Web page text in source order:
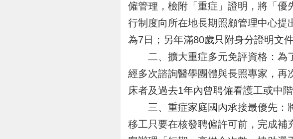
僱管理，檢附「重症」證明，將「
行制度向所在地長期照顧管理中心提
為7日；另年滿80歲只附身分證明文
二、擴大重症多元免評資格：為了
經多次諮詢醫學團體與長照專家，
床者及過去1年內曾聘僱看護工或中
三、重症家庭國內承接最優先：將
移工只要在核發聘僱許可前，完成